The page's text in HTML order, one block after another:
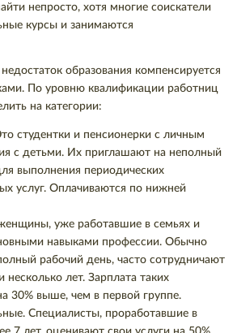
непросто, хотя многие соискатели
курсы и занимаются
образования компенсируется
По уровню квалификации работниц
на категории:
студентки и пенсионерки с личным
с детьми. Их приглашают на неполный
выполнения периодических
услуг. Оплачиваются по нижней
уже работавшие в семьях и
навыками профессии. Обычно
рабочий день, часто сотрудничают
несколько лет. Зарплата таких
30% выше, чем в первой группе.
Специалисты, проработавшие в